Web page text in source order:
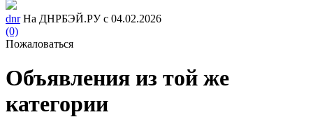
dnr На ДНРБЭЙ.РУ с 04.02.2026
(0)
Пожаловаться
Объявления из той же
категории